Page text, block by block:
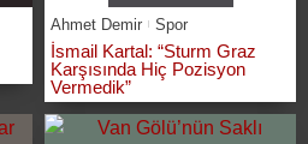
Ahmet Demir Spor
İsmail Kartal: “Sturm Graz
Karşısında Hiç Pozisyon
Vermedik”